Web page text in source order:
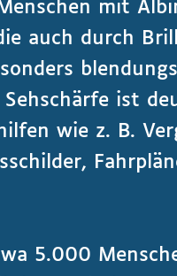
mit
auch durch
ist
wie z. B.
5.000